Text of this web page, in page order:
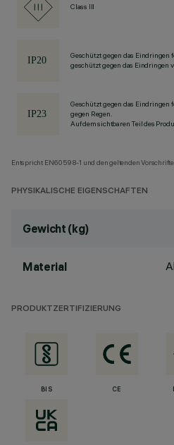
Class III
Geschützt gegen das Eindringen
geschützt gegen das Eindringen
Geschützt gegen das Eindringen
gegen Regen.
Auf dem sichtbaren Teil des
Entspricht EN60598-1 und den geltenden
PHYSIKALISCHE EIGENSCHAFTEN
Gewicht (kg)
Material
PRODUKTZERTIFIZIERUNG
BIS CE